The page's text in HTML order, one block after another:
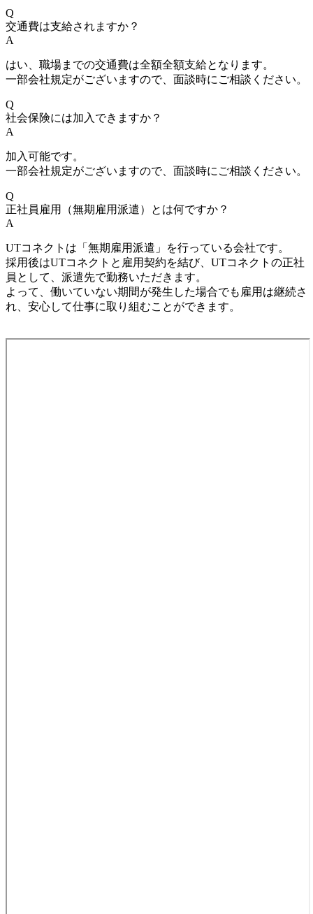
Q
交通費は支給されますか？
A
はい、職場までの交通費は全額全額支給となります。
一部会社規定がございますので、面談時にご相談ください。
Q
社会保険には加入できますか？
A
加入可能です。
一部会社規定がございますので、面談時にご相談ください。
Q
正社員雇用（無期雇用派遣）とは何ですか？
A
UTコネクトは「無期雇用派遣」を行っている会社です。
採用後はUTコネクトと雇用契約を結び、UTコネクトの正社
員として、派遣先で勤務いただきます。
よって、働いていない期間が発生した場合でも雇用は継続さ
れ、安心して仕事に取り組むことができます。